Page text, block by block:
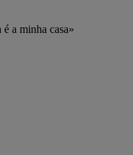
a minha casa»